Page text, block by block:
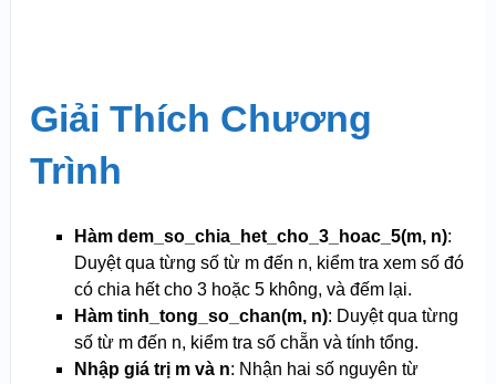
Giải Thích Chương
Trình
Hàm dem_so_chia_het_cho_3_hoac_5(m, n):
Duyệt qua từng số từ m đến n, kiểm tra xem số đó
có chia hết cho 3 hoặc 5 không, và đếm lại.
Hàm tinh_tong_so_chan(m, n): Duyệt qua từng
số từ m đến n, kiểm tra số chẵn và tính tổng.
Nhập giá trị m và n: Nhận hai số nguyên từ